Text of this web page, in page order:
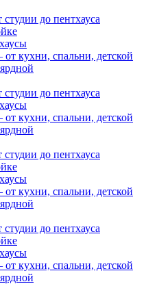
студии до пентхауса
кухни, спальни, детской
студии до пентхауса
кухни, спальни, детской
студии до пентхауса
кухни, спальни, детской
студии до пентхауса
кухни, спальни, детской